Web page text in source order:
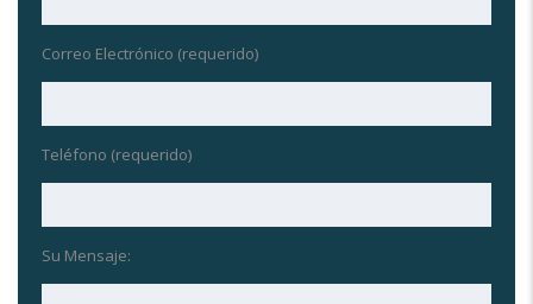
Correo Electrónico (requerido)
Teléfono (requerido)
Su Mensaje: